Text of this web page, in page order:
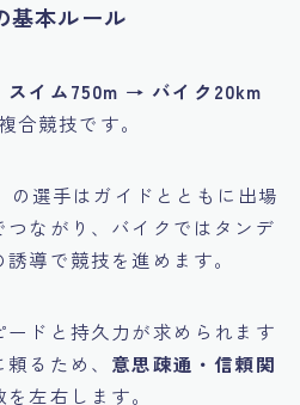
基本ルール
スイム750m → バイク20km
合競技です。
の選手はガイドとともに出場
つながり、バイクではタンデ
導で競技を進めます。
ドと持久力が求められます
るため、 意思疎通・信頼関
を左右します。